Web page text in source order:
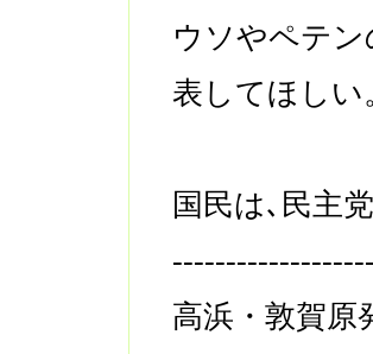
ウソやペテ
表してほしい
国民は､民主
高浜・敦賀